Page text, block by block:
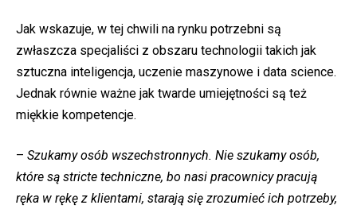
Jak wskazuje, w tej chwili na rynku potrzebni są
zwłaszcza specjaliści z obszaru technologii takich jak
sztuczna inteligencja, uczenie maszynowe i data science.
Jednak równie ważne jak twarde umiejętności są też
miękkie kompetencje.
– Szukamy osób wszechstronnych. Nie szukamy osób,
które są stricte techniczne, bo nasi pracownicy pracują
ręka w rękę z klientami, starają się zrozumieć ich potrzeby,